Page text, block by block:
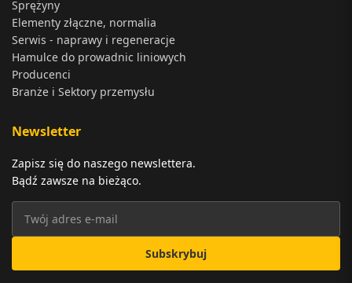
Sprężyny
Elementy złączne, normalia
Serwis - naprawy i regeneracje
Hamulce do prowadnic liniowych
Producenci
Branże i Sektory przemysłu
Newsletter
Zapisz się do naszego newslettera.
Bądź zawsze na bieżąco.
Subskrybuj